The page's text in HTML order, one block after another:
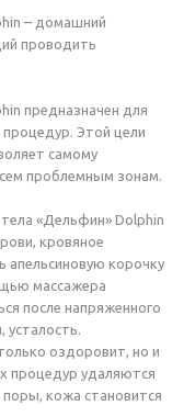
– домашний
проводить
предназначен для
Этой цели
самому
проблемным зонам.
«Дельфин» Dolphin
кровяное
апельсиновую корочку
массажера
после напряженного
оздоровит, но и
процедур удаляются
кожа становится